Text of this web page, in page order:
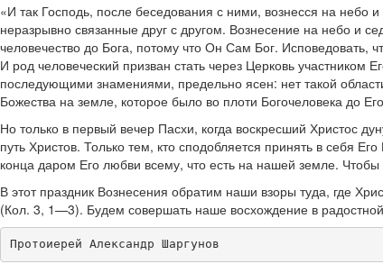
«И так Господь, после беседования с ними, вознесся на небо
неразрывно связанные друг с другом. Вознесение на небо и
человечество до Бога, потому что Он Сам Бог.
И род человеческий призван стать через Церковь
последующими знамениями, предельно ясен: нет такой
Божества на земле, которое было во плоти Богочеловека до
Но только в первый вечер Пасхи, когда воскресший Христос
путь Христов. Только тем, кто сподобляется принять в себя
конца даром Его любви всему, что есть на нашей земле.
В этот праздник Вознесения обратим наши взоры туда, где
(Кол. 3, 1—3). Будем совершать наше восхождение в
Протоиерей Александр Шаргунов